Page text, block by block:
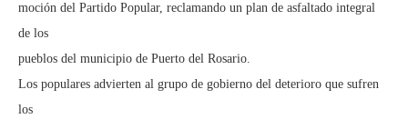
moción del Partido Popular, reclamando un plan de asfaltado integral
de los
pueblos del municipio de Puerto del Rosario.
Los populares advierten al grupo de gobierno del deterioro que sufren
los